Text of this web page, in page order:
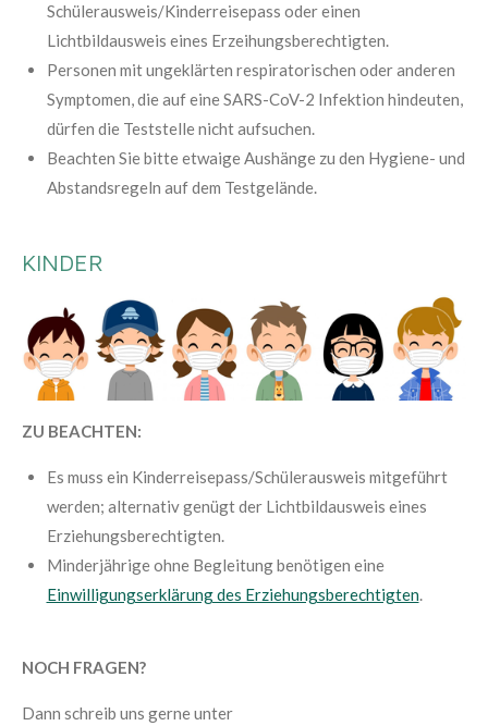
Schülerausweis/Kinderreisepass oder einen
Lichtbildausweis eines Erzeihungsberechtigten.
Personen mit ungeklärten respiratorischen oder anderen
Symptomen, die auf eine SARS-CoV-2 Infektion hindeuten,
dürfen die Teststelle nicht aufsuchen.
Beachten Sie bitte etwaige Aushänge zu den Hygiene- und
Abstandsregeln auf dem Testgelände.
KINDER
ZU BEACHTEN:
Es muss ein Kinderreisepass/Schülerausweis mitgeführt
werden; alternativ genügt der Lichtbildausweis eines
Erziehungsberechtigten.
Minderjährige ohne Begleitung benötigen eine
Einwilligungserklärung des Erziehungsberechtigten.
NOCH FRAGEN?
Dann schreib uns gerne unter